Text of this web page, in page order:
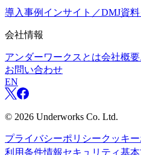
導入事例 インサイト／DMJ資
会社情報
アンダーワークスとは会社概要
お問い合わせ
EN
© 2026 Underworks Co. Ltd.
プライバシーポリシークッキ
利用条件情報セキュリティ基